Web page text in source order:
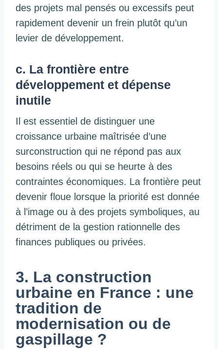
des projets mal pensés ou excessifs peut
rapidement devenir un frein plutôt qu’un
levier de développement.
c. La frontière entre
développement et dépense
inutile
Il est essentiel de distinguer une
croissance urbaine maîtrisée d’une
surconstruction qui ne répond pas aux
besoins réels ou qui se heurte à des
contraintes économiques. La frontière peut
devenir floue lorsque la priorité est donnée
à l’image ou à des projets symboliques, au
détriment de la gestion rationnelle des
finances publiques ou privées.
3. La construction
urbaine en France : une
tradition de
modernisation ou de
gaspillage ?